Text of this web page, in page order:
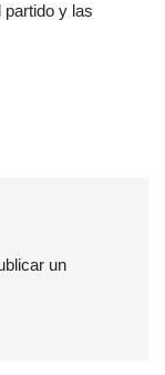
y las
un